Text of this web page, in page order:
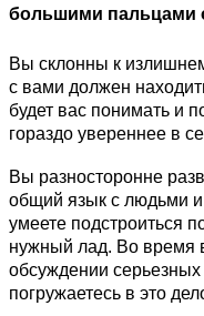
большими пальцами
Вы склонны к
с вами должен
будет вас понимать и
гораздо увереннее в
Вы разносторонне
общий язык с людьми и
умеете подстроиться
нужный лад. Во время
обсуждении
погружаетесь в это